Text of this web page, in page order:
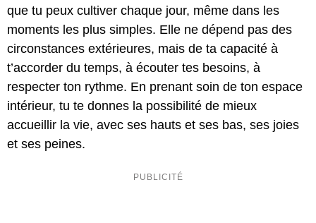
que tu peux cultiver chaque jour, même dans les
moments les plus simples. Elle ne dépend pas des
circonstances extérieures, mais de ta capacité à
t’accorder du temps, à écouter tes besoins, à
respecter ton rythme. En prenant soin de ton espace
intérieur, tu te donnes la possibilité de mieux
accueillir la vie, avec ses hauts et ses bas, ses joies
et ses peines.